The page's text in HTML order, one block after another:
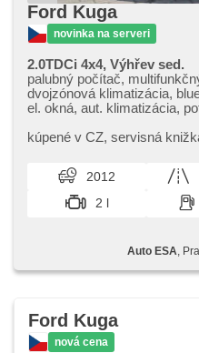
Ford Kuga
novinka na serveri
2.0TDCi 4x4, Výhřev sed.
palubný počítač,
dvojzónová klimatizácia,
el. okná, aut. klimatizácia,
hliníkové kolesá, manuálna
zamykanie, vyhrievané
diaľkový, stabilizácia
štartovanie tlačítkom, ABS,
(ASR), isofix, deaktivácia
kúpené v CZ,​ servisná
víkendů a svátk...
2012
2 l
Auto ESA ,
Ford Kuga
nová cena